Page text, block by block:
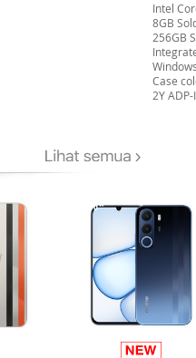
Intel
8GB
256GB
Case
2Y
-8%*